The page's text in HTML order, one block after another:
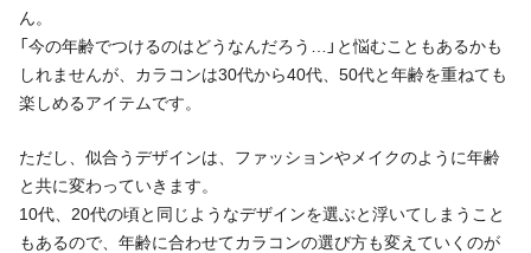
ん。
「今の年齢でつけるのはどうなんだろう…」と悩むこともあるかも
しれませんが、カラコンは30代から40代、50代と年齢を重ねても
楽しめるアイテムです。
ただし、似合うデザインは、ファッションやメイクのように年齢
と共に変わっていきます。
10代、20代の頃と同じようなデザインを選ぶと浮いてしまうこと
もあるので、年齢に合わせてカラコンの選び方も変えていくのが